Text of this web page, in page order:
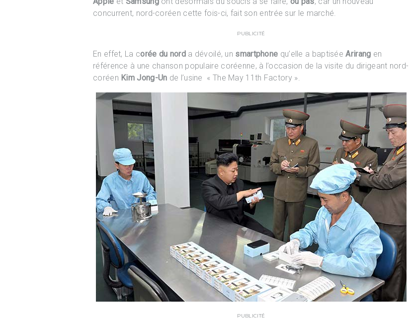
concurrent, nord-coréen cette fois-ci, fait son entrée sur le marché.
PUBLICITÉ
En effet, La corée du norda dévoilé, un smartphone qu’elle a baptiséeArirang en
référence à une chanson populaire coréenne, à l’occasion de la visite du dirigeant nord-
coréen Kim Jong-Un de l’usine « The May 11th Factory ».
PUBLICITÉ